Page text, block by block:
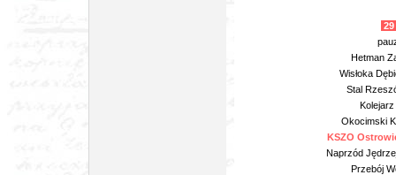
Hetman
Wisłoka
Stal
Okocimski
KSZO
Naprzód
Przebój